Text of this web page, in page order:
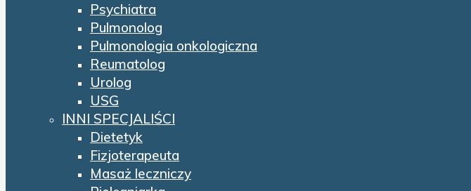
Psychiatra
Pulmonolog
Pulmonologia onkologiczna
Reumatolog
Urolog
USG
INNI SPECJALIŚCI
Dietetyk
Fizjoterapeuta
Masaż leczniczy